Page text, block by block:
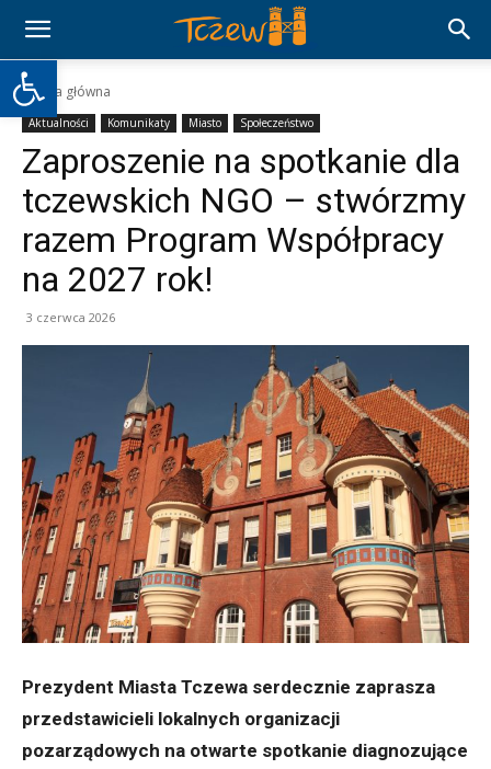
Otwórz pasek narzędzi
Strona główna
Aktualności Komunikaty Miasto Społeczeństwo
Zaproszenie na spotkanie dla
tczewskich NGO – stwórzmy
razem Program Współpracy
na 2027 rok!
3 czerwca 2026
Prezydent Miasta Tczewa serdecznie zaprasza
przedstawicieli lokalnych organizacji
pozarządowych na otwarte spotkanie diagnozujące